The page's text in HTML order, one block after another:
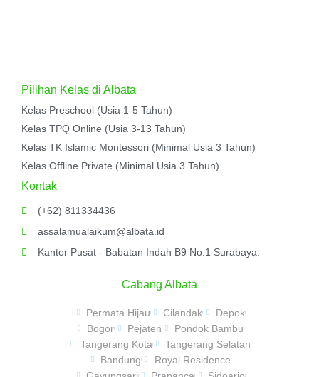
Pilihan Kelas di Albata
Kelas Preschool (Usia 1-5 Tahun)
Kelas TPQ Online (Usia 3-13 Tahun)
Kelas TK Islamic Montessori (Minimal Usia 3 Tahun)
Kelas Offline Private (Minimal Usia 3 Tahun)
Kontak
(+62) 811334436
assalamualaikum@albata.id
Kantor Pusat - Babatan Indah B9 No.1 Surabaya.
Cabang Albata
Permata Hijau Cilandak
Depok
Bogor
Pejaten
Pondok Bambu
Tangerang Kota
Tangerang Selatan
Bandung
Royal Residence